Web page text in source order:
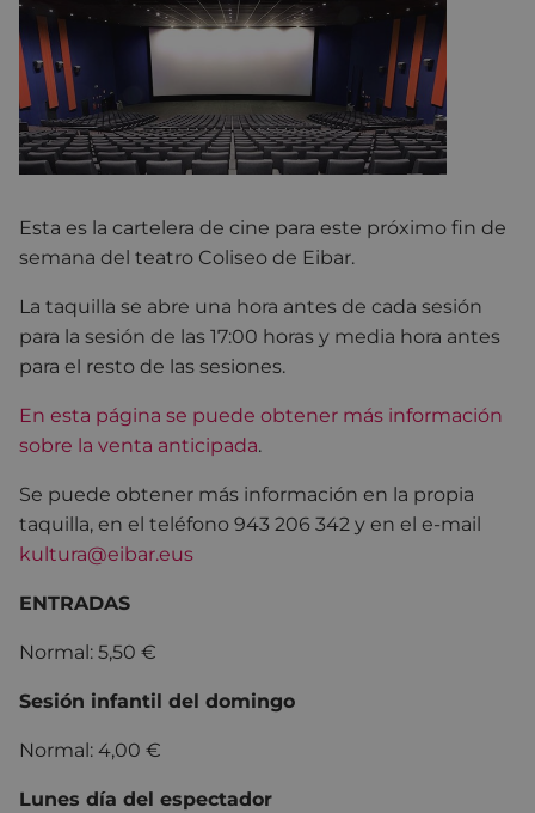
Esta es la cartelera de cine para este próximo fin de
semana del teatro Coliseo de Eibar.
La taquilla se abre una hora antes de cada sesión
para la sesión de las 17:00 horas y media hora antes
para el resto de las sesiones.
En esta página se puede obtener más información
sobre la venta anticipada.
Se puede obtener más información en la propia
taquilla, en el teléfono 943 206 342 y en el e-mail
kultura@eibar.eus
ENTRADAS
Normal: 5,50 €
Sesión infantil del domingo
Normal: 4,00 €
Lunes día del espectador